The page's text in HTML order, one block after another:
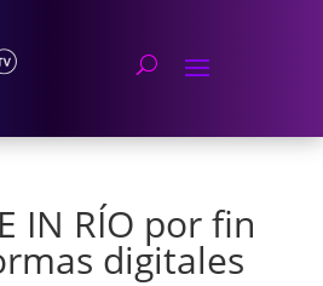
IN RÍO por fin
digitales